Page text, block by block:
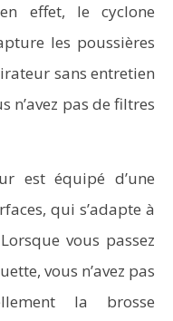
effet, le cyclone
les poussières
sans entretien
n’avez pas de filtres
est équipé d’une
qui s’adapte à
vous passez
vous n’avez pas
la brosse